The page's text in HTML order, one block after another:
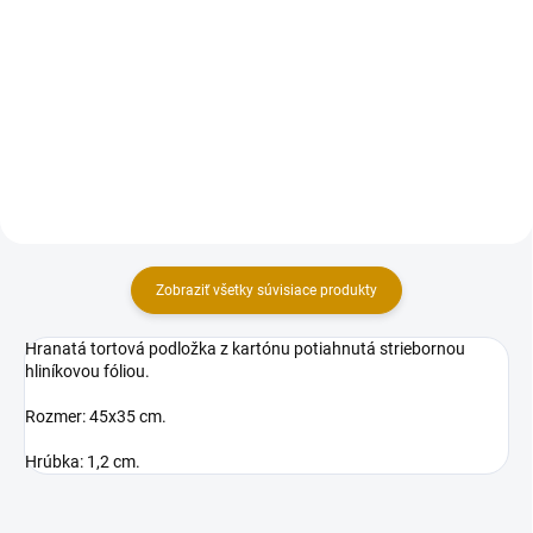
Zobraziť všetky súvisiace produkty
Hranatá tortová podložka z kartónu potiahnutá striebornou
hliníkovou fóliou.
Rozmer: 45x35 cm.
Hrúbka: 1,2 cm.